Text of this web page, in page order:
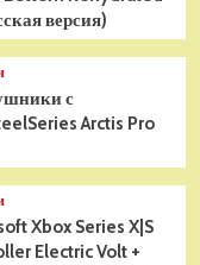
версия)
с
Arctis Pro
Xbox Series X|S
Electric Volt +